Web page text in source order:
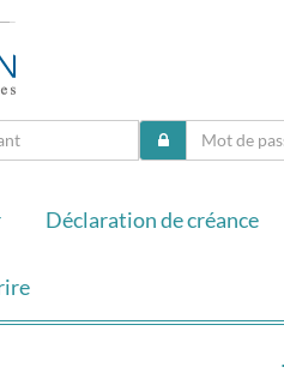
Déclaration de créance